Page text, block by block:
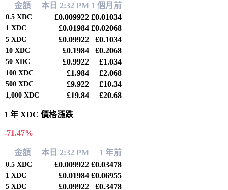
金額 本日 2:32 PM 1 個月前
0.5 XDC £0.009922 £0.01034
1 XDC £0.01984 £0.02068
5 XDC £0.09922 £0.1034
10 XDC £0.1984 £0.2068
50 XDC £0.9922 £1.034
100 XDC £1.984 £2.068
500 XDC £9.922 £10.34
1,000 XDC £19.84 £20.68
1 年 XDC 價格漲跌
-71.47%
金額 本日 2:32 PM 1 年前
0.5 XDC £0.009922 £0.03478
1 XDC £0.01984 £0.06955
5 XDC £0.09922 £0.3478